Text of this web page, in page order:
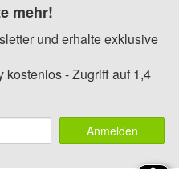
mehr!
und erhalte exklusive
kostenlos - Zugriff auf 1,4
Anmelden